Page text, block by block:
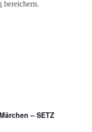
bereichern.
– SETZ